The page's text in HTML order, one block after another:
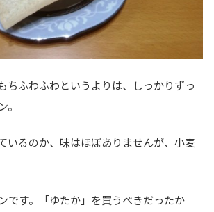
ちふわふわというよりは、しっかりずっ
いるのか、味はほぼありませんが、小麦
です。「ゆたか」を買うべきだったか